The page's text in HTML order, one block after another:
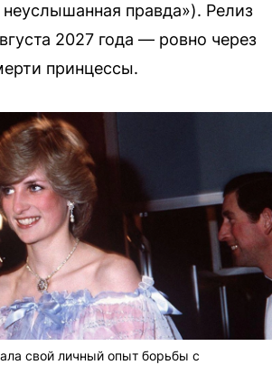
правда»). Релиз
2027 года — ровно через
принцессы.
свой личный опыт борьбы с